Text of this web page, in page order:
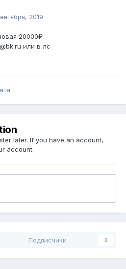
2019
20000₽
или в лс
later. If you have an account,
account.
Подписчики 0